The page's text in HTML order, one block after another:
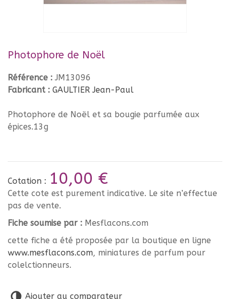
Photophore de Noël
Référence : JM13096
Fabricant : GAULTIER Jean-Paul
Photophore de Noël et sa bougie parfumée aux
épices.13g
Cotation : 10,00 €
Cette cote est purement indicative. Le site n’effectue
pas de vente.
Fiche soumise par : Mesflacons.com
cette fiche a été proposée par la boutique en ligne
www.mesflacons.com, miniatures de parfum pour
colelctionneurs.
Ajouter au comparateur